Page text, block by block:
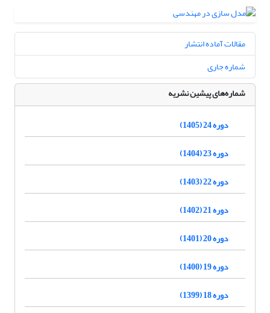
مقالات آماده انتشار
شماره جاری
شماره‌های پیشین نشریه
دوره 24 (1405)
دوره 23 (1404)
دوره 22 (1403)
دوره 21 (1402)
دوره 20 (1401)
دوره 19 (1400)
دوره 18 (1399)